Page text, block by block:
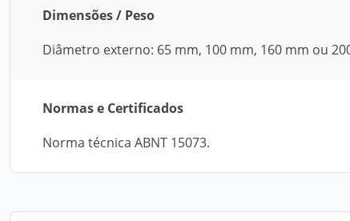
Dimensões / Peso
Diâmetro externo: 65 mm, 100 mm, 160 mm ou
Normas e Certificados
Norma técnica ABNT 15073.